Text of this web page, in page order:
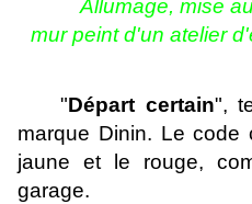
Allumage, mise
mur peint d'un atelier
"Départ certain",
marque Dinin. Le code
jaune et le rouge,
garage.